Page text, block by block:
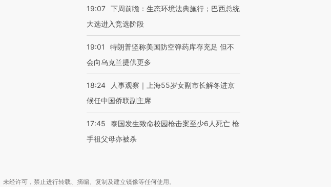
19:07 下周前瞻：生态环境法典施行；巴西总统
大选进入竞选阶段
19:01
特朗普坚称美国防空弹药库存充足 但不
会向乌克兰提供更多
18:24
人事观察｜上海55岁女副市长解冬进京
候任中国侨联副主席
17:45
泰国发生致命校园枪击案至少6人死亡 枪
手祖父母亦被杀
经许可，禁止进行转载、摘编、复制及建立镜像等任何使用。